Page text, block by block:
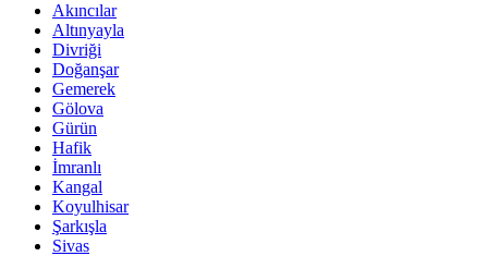
Akıncılar
Altınyayla
Divriği
Doğanşar
Gemerek
Gölova
Gürün
Hafik
İmranlı
Kangal
Koyulhisar
Şarkışla
Sivas